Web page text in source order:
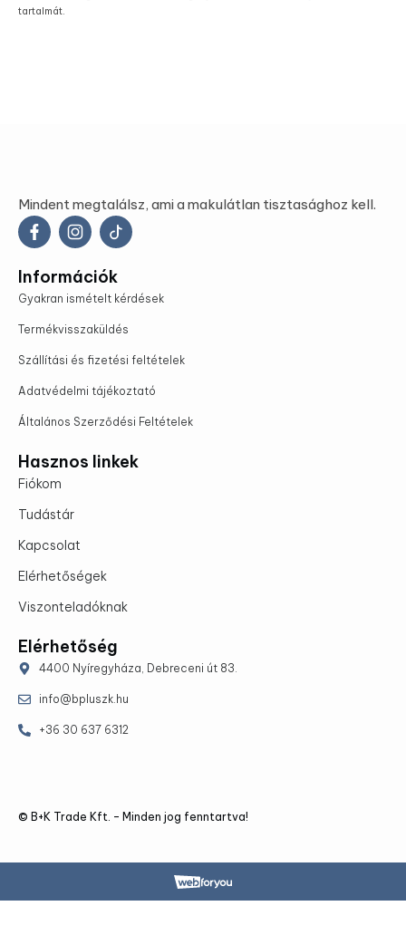
tartalmát.
Mindent megtalálsz, ami a makulátlan tisztasághoz kell.
Információk
Gyakran ismételt kérdések
Termékvisszaküldés
Szállítási és fizetési feltételek
Adatvédelmi tájékoztató
Általános Szerződési Feltételek
Hasznos linkek
Fiókom
Tudástár
Kapcsolat
Elérhetőségek
Viszonteladóknak
Elérhetőség
4400 Nyíregyháza, Debreceni út 83.
info@bpluszk.hu
+36 30 637 6312
© B+K Trade Kft. – Minden jog fenntartva!